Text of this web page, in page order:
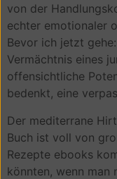
von der
echter emotionaler
Bevor ich jetzt
Vermächtnis eines
offensichtliche
bedenkt, eine
Der mediterrane
Buch ist voll von
Rezepte ebooks
könnten, wenn man